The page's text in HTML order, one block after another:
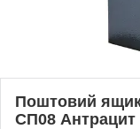
Поштовий ящик
СП08 Антрацит